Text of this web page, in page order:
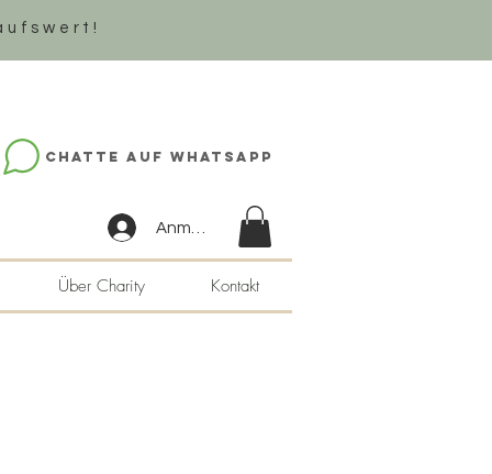
Chatte auf WhatsApp
Anmelden
Über Charity Kontakt